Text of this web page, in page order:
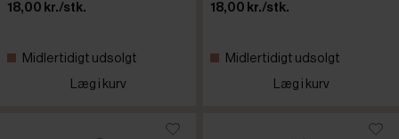
18,00 kr./stk.
Midlertidigt udsolgt
Læg i kurv
18,00 kr./stk.
Midlertidigt udsolgt
Læg i kurv